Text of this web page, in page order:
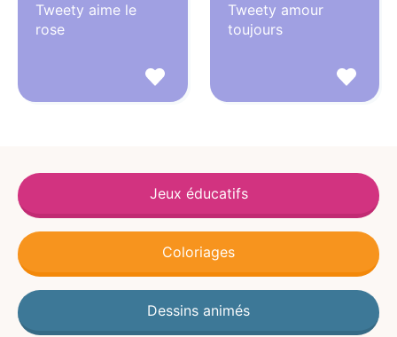
Tweety aime le
rose
Tweety amour
toujours
Jeux éducatifs
Coloriages
Dessins animés